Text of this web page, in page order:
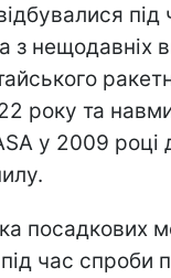
під
з нещодавніх
року та
у 2009 році
посадкових
час спроби